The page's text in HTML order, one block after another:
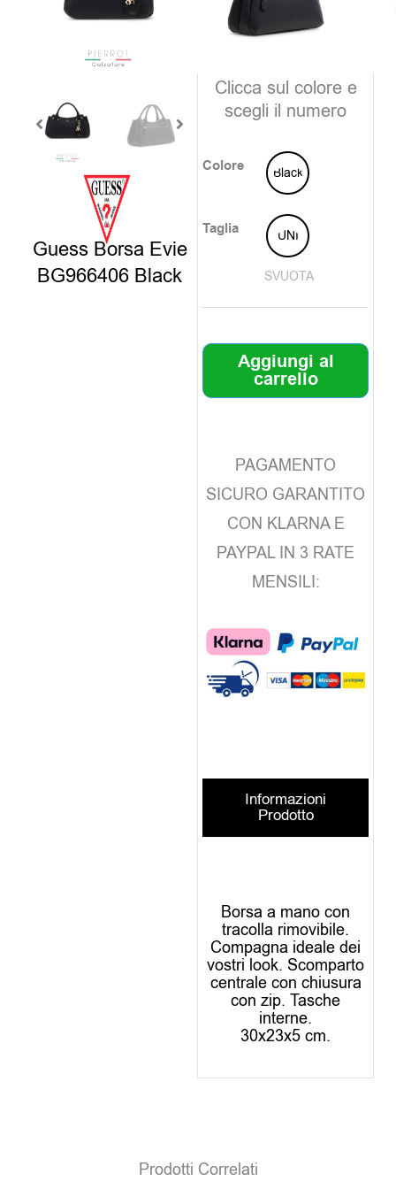
Guess Borsa Evie
BG966406 Black
disponibili
Clicca sul colore e
scegli il numero
Colore Black
Taglia UNI
SVUOTA
Aggiungi al
carrello
PAGAMENTO
SICURO GARANTITO
CON KLARNA E
PAYPAL IN 3 RATE
MENSILI:
Informazioni
Prodotto
Borsa a mano con
tracolla rimovibile.
Compagna ideale dei
vostri look. Scomparto
centrale con chiusura
con zip. Tasche
interne.
30x23x5 cm.
Prodotti Correlati